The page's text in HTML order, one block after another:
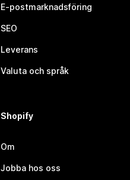
E-postmarknadsföring
SEO
Leverans
Valuta och språk
Shopify
Om
Jobba hos oss